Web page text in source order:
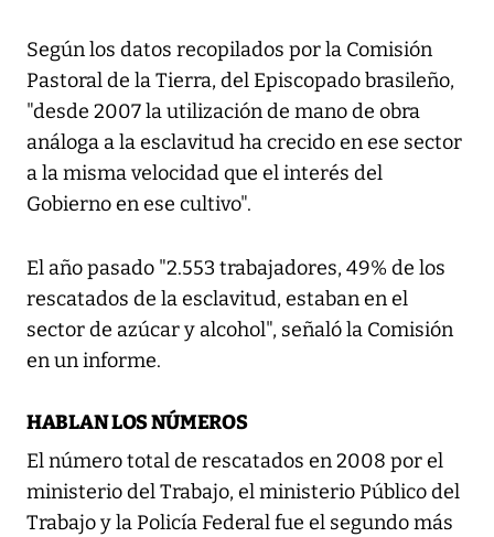
Según los datos recopilados por la Comisión
Pastoral de la Tierra, del Episcopado brasileño,
"desde 2007 la utilización de mano de obra
análoga a la esclavitud ha crecido en ese sector
a la misma velocidad que el interés del
Gobierno en ese cultivo".
El año pasado "2.553 trabajadores, 49% de los
rescatados de la esclavitud, estaban en el
sector de azúcar y alcohol", señaló la Comisión
en un informe.
HABLAN LOS NÚMEROS
El número total de rescatados en 2008 por el
ministerio del Trabajo, el ministerio Público del
Trabajo y la Policía Federal fue el segundo más